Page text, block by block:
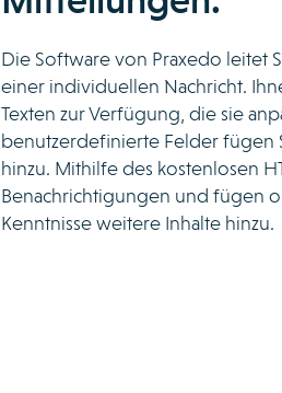
Die Software von Praxedo leitet
einer individuellen Nachricht.
Texten zur Verfügung, die sie
benutzerdefinierte Felder fügen
hinzu. Mithilfe des kostenlosen
Benachrichtigungen und fügen
Kenntnisse weitere Inhalte hinzu.